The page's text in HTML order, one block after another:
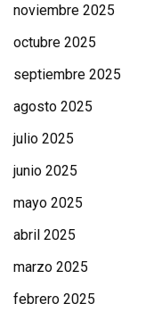
noviembre 2025
octubre 2025
septiembre 2025
agosto 2025
julio 2025
junio 2025
mayo 2025
abril 2025
marzo 2025
febrero 2025